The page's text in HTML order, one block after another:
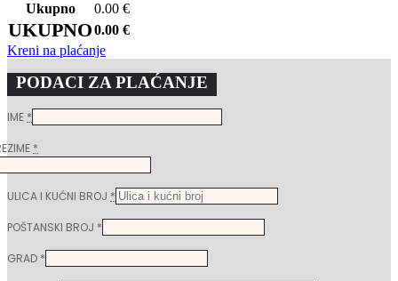
Ukupno 0.00 €
UKUPNO0.00 €
Kreni na plaćanje
PODACI ZA PLAĆANJE
IME *
*
ULICA I KUĆNI BROJ *
POŠTANSKI BROJ *
GRAD *